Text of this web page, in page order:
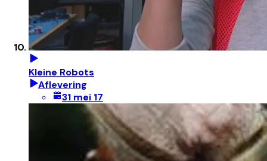
Kleine Robots
Aflevering
31 mei 17